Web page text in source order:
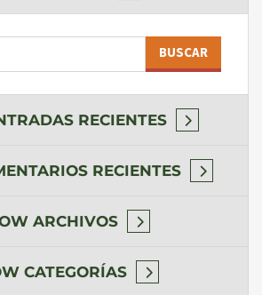
RECIENTES
RECIENTES
ARCHIVOS
CATEGORÍAS